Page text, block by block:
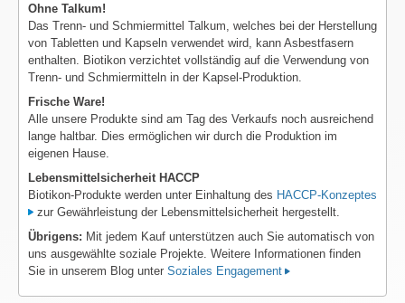
Ohne Talkum!
Das Trenn- und Schmiermittel Talkum, welches bei der Herstellung
von Tabletten und Kapseln verwendet wird, kann Asbestfasern
enthalten. Biotikon verzichtet vollständig auf die Verwendung von
Trenn- und Schmiermitteln in der Kapsel-Produktion.
Frische Ware!
Alle unsere Produkte sind am Tag des Verkaufs noch ausreichend
lange haltbar. Dies ermöglichen wir durch die Produktion im
eigenen Hause.
Lebensmittelsicherheit HACCP
Biotikon-Produkte werden unter Einhaltung des HACCP-Konzeptes
zur Gewährleistung der Lebensmittelsicherheit hergestellt.
Übrigens: Mit jedem Kauf unterstützen auch Sie automatisch von
uns ausgewählte soziale Projekte. Weitere Informationen finden
Sie in unserem Blog unter Soziales Engagement